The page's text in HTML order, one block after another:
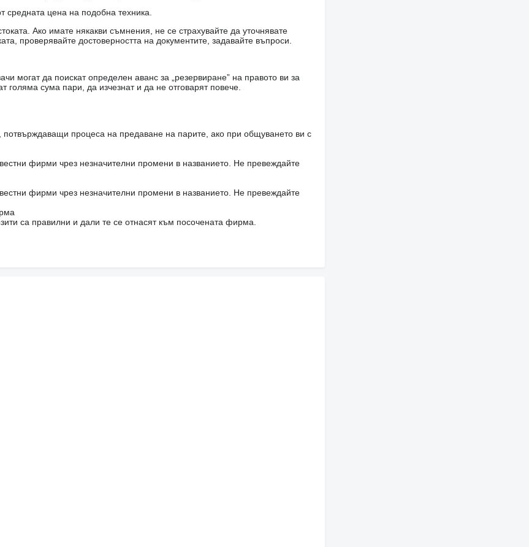
средната цена на подобна техника.
Ако имате някакви съмнения, не се страхувайте да уточнявате
проверявайте достоверността на документите, задавайте въпроси.
могат да поискат определен аванс за „резервиране” на правото ви за
сума пари, да изчезнат и да не отговарят повече.
процеса на предаване на парите, ако при общуването ви с
фирми чрез незначителни промени в названието. Не превеждайте
фирми чрез незначителни промени в названието. Не превеждайте
са правилни и дали те се отнасят към посочената фирма.